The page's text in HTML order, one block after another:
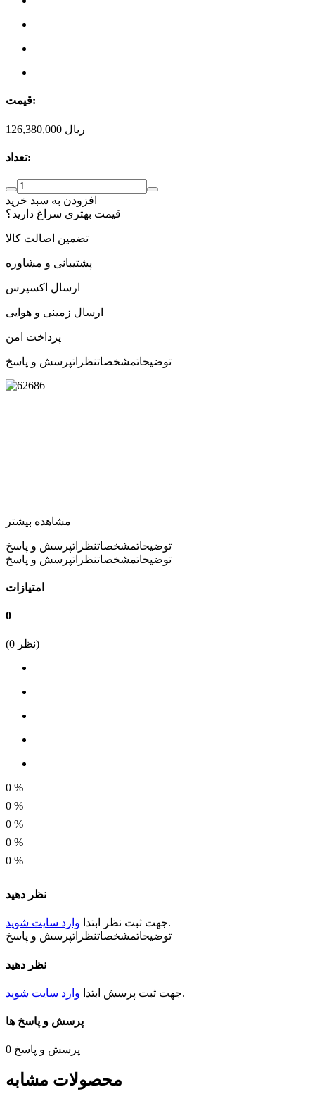
قیمت:
126,380,000 ریال
تعداد:
افزودن به سبد خرید
قیمت بهتری سراغ دارید؟
تضمین اصالت کالا
پشتیبانی و مشاوره
ارسال اکسپرس
ارسال زمینی و هوایی
پرداخت امن
توضیحاتمشخصاتنظراتپرسش و پاسخ
مشاهده بیشتر
توضیحاتمشخصاتنظراتپرسش و پاسخ
توضیحاتمشخصاتنظراتپرسش و پاسخ
امتیازات
0
(0 نظر)
0 %
0 %
0 %
0 %
0 %
نظر دهید
جهت ثبت نظر ابتدا وارد سایت شوید
.
توضیحاتمشخصاتنظراتپرسش و پاسخ
نظر دهید
جهت ثبت پرسش ابتدا وارد سایت شوید .
پرسش و پاسخ ها
0 پرسش و پاسخ
محصولات مشابه